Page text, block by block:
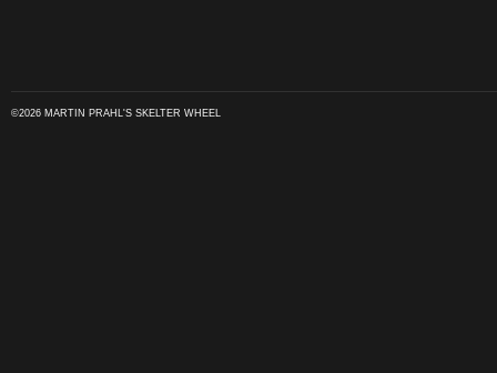
©2026 MARTIN PRAHL'S SKELTER WHEEL